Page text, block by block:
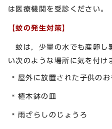
は医療機関を受診ください。
【蚊の発生対策】
蚊は，少量の水でも産卵し
い次のような場所に気を付け
屋外に放置された子供のお
植木鉢の皿
雨ざらしのじょうろ